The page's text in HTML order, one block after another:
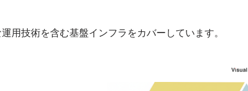
運用技術を含む基盤インフラをカバーしています。